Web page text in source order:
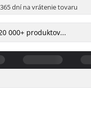
365 dní na vrátenie tovaru